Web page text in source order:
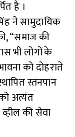
है ।
ने सामुदायिक
“समाज की
भी लोगों के
को दोहराते
स्तनपान
अत्यंत
की सेवा